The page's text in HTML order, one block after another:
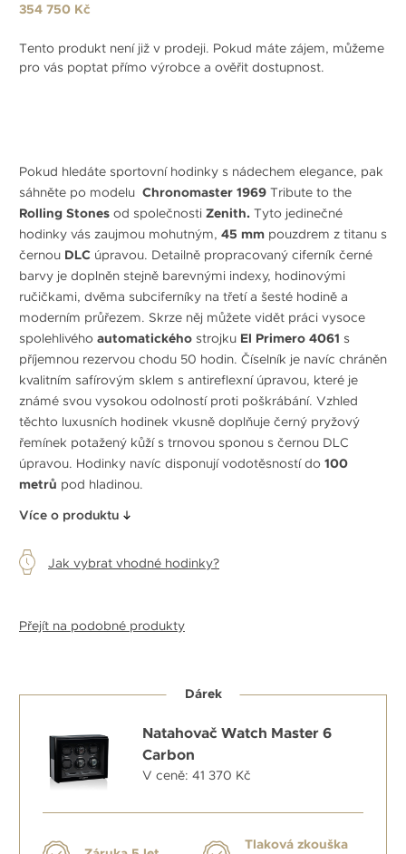
354 750 Kč
Tento produkt není již v prodeji. Pokud máte zájem, můžeme
pro vás poptat přímo výrobce a ověřit dostupnost.
Pokud hledáte sportovní hodinky s nádechem elegance, pak
sáhněte po modelu Chronomaster 1969 Tribute to the
Rolling Stones od společnosti Zenith. Tyto jedinečné
hodinky vás zaujmou mohutným, 45 mm pouzdrem z titanu s
černou DLC úpravou. Detailně propracovaný ciferník černé
barvy je doplněn stejně barevnými indexy, hodinovými
ručičkami, dvěma subciferníky na třetí a šesté hodině a
moderním průřezem. Skrze něj můžete vidět práci vysoce
spolehlivého automatického strojku El Primero 4061 s
příjemnou rezervou chodu 50 hodin. Číselník je navíc chráněn
kvalitním safírovým sklem s antireflexní úpravou, které je
známé svou vysokou odolností proti poškrábání. Vzhled
těchto luxusních hodinek vkusně doplňuje černý pryžový
řemínek potažený kůží s trnovou sponou s černou DLC
úpravou. Hodinky navíc disponují vodotěsností do 100
metrů pod hladinou.
Více o produktu
Jak vybrat vhodné hodinky?
Přejít na podobné produkty
Dárek
Natahovač Watch Master 6
Carbon
V ceně: 41 370 Kč
Tlaková zkouška